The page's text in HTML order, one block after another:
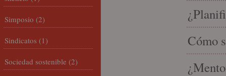
Cómo
Simposio (2)
Sindicatos (1)
Sociedad sostenible (2)